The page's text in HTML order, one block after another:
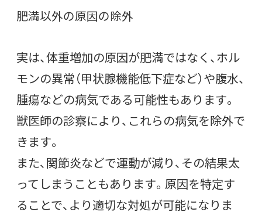
肥満以外の原因の除外
実は、体重増加の原因が肥満ではなく、ホル
モンの異常（甲状腺機能低下症など）や腹水、
腫瘍などの病気である可能性もあります。
獣医師の診察により、これらの病気を除外で
きます。
また、関節炎などで運動が減り、その結果太
ってしまうこともあります。原因を特定す
ることで、より適切な対処が可能になりま